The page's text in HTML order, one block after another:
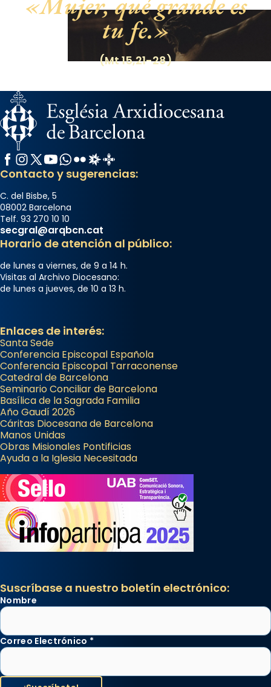
tu fe.
(Mt 15,21-28)
Facebook
Instagram
X / Twitter
YouTube
WhatsApp
FlickrRadio Estel
Catalunya Cristiana
Contacto y sugerencias:
C. del Bisbe, 5
08002 Barcelona
Telf. 93 270 10 10
secgral@arqbcn.cat
Horario de atención al público:
de lunes a viernes, de 9 a 14 h.
Visitas al Archivo Diocesano:
de lunes a jueves, de 10 a 13 h.
Enlaces de interés:
Santa Sede
Conferencia Episcopal Española
Conferencia Episcopal Tarraconense
Catedral de Barcelona
Seminario Conciliar de Barcelona
Basílica de la Sagrada Familia
Año Gaudí 2026
Cáritas Diocesana de Barcelona
Manos Unidas
Obras Misionales Pontificias
Ayuda a la Iglesia Necesitada
Suscríbase a nuestro boletín electrónico:
Nombre
Correo Electrónico *